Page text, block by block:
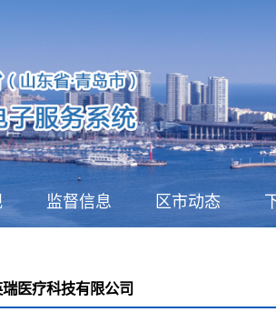
监督信息 区市动态
医疗科技有限公司